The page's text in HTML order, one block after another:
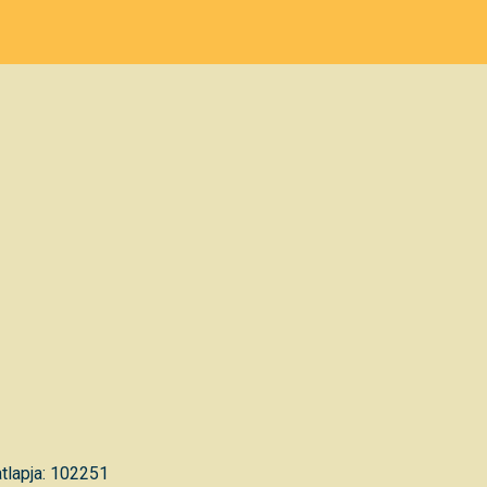
102251